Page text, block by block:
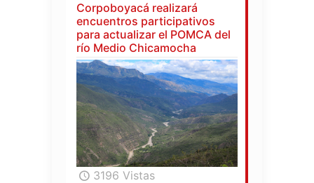
Corpoboyacá realizará
encuentros participativos
para actualizar el POMCA del
río Medio Chicamocha
3196 Vistas